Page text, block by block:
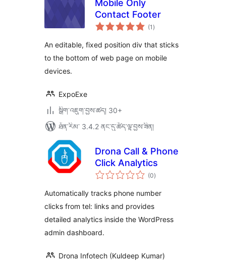
Mobile Only
Contact Footer
(1 གདེང་
འཇོག་
ཚང་།
)
An editable, fixed position div that sticks
to the bottom of web page on mobile
devices.
ExpoExe
སྒྲིག་འཇུག་བྱས་ཚད། 30+
ཐོན་རིམ་ 3.4.2 ནང་དུ་ཚོད་ལྟ་བྱས་ཟིན།
Drona Call & Phone
Click Analytics
(0གདེང་
འཇོག་
ཚང་།
)
Automatically tracks phone number
clicks from tel: links and provides
detailed analytics inside the WordPress
admin dashboard.
Drona Infotech (Kuldeep Kumar)